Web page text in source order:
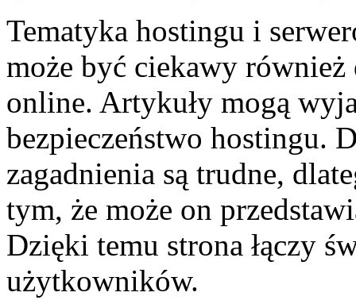
Tematyka hostingu i
może być ciekawy
online. Artykuły mogą
bezpieczeństwo hostingu.
zagadnienia są trudne,
tym, że może on
Dzięki temu strona łączy
użytkowników.